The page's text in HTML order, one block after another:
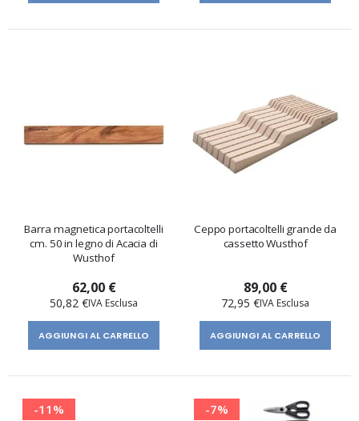
Barra magnetica portacoltelli
cm. 50 in legno di Acacia di
Wusthof
62,00 €
50,82 €
AGGIUNGI AL CARRELLO
Ceppo portacoltelli grande da
cassetto Wusthof
89,00 €
72,95 €
AGGIUNGI AL CARRELLO
-11% -7%